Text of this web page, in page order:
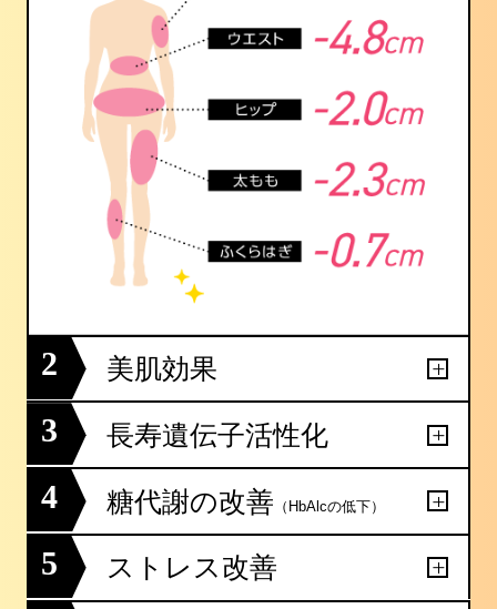
2 美肌効果
3 長寿遺伝子活性化
4 糖代謝の改善 （HbAlcの低下）
5 ストレス改善